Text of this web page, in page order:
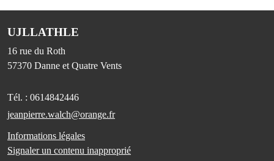
UJLLATHLE
16 rue du Roth
57370 Danne et Quatre Vents
Tél. : 0614842446
jeanpierre.walch@orange.fr
Informations légales
Signaler un contenu inapproprié